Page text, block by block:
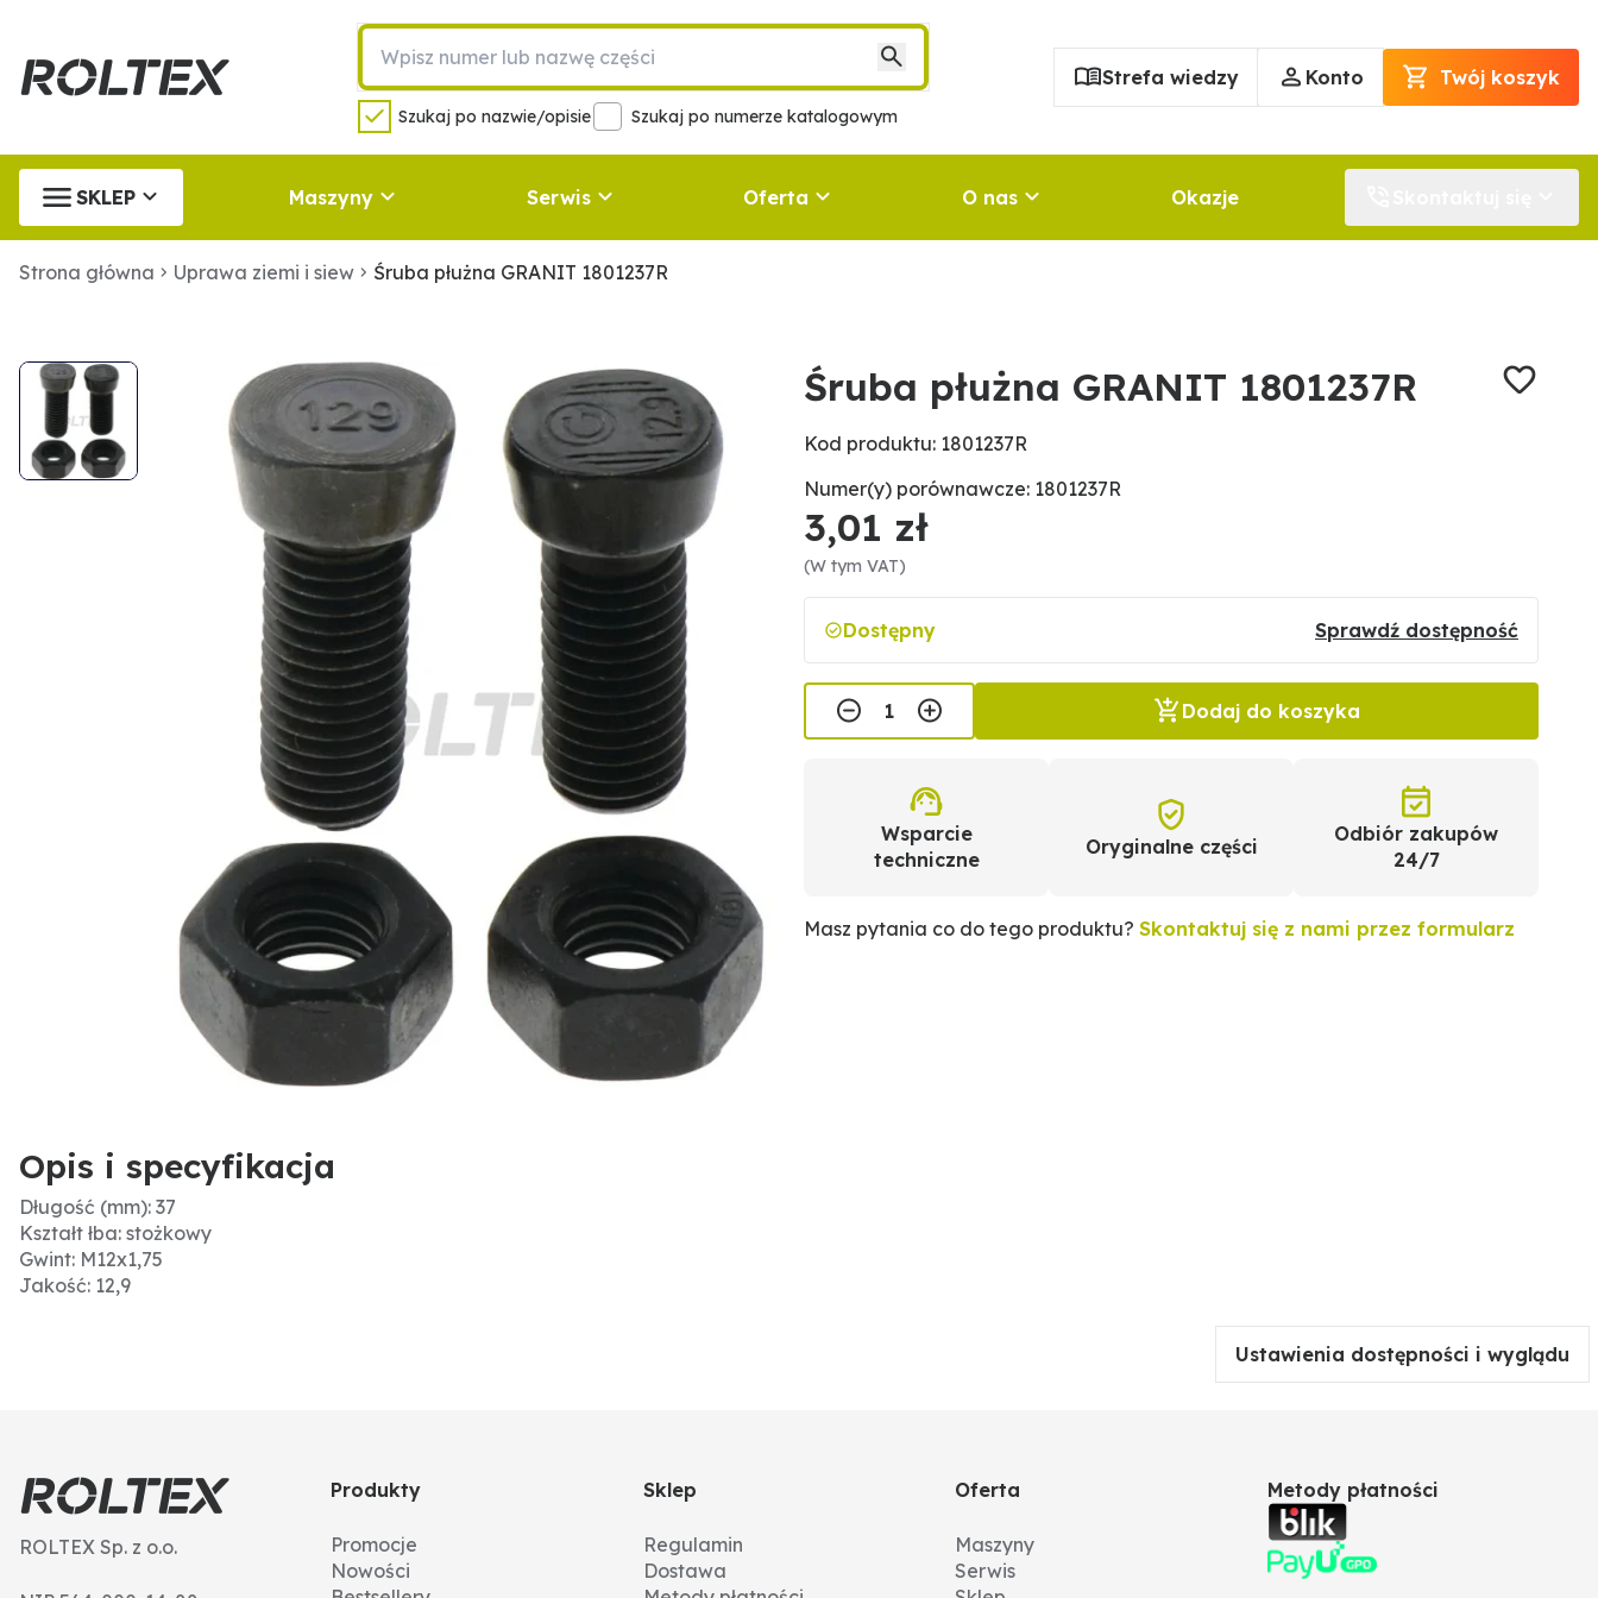
Szukaj po nazwie/opisie Szukaj po numerze katalogowym
Strefa wiedzy Konto Twój koszyk
SKLEP Maszyny Serwis Oferta O nas Okazje
Strona główna Uprawa ziemi i siew Śruba płużna GRANIT 1801237R
Śruba płużna GRANIT 1801237R
Kod produktu: 1801237R
Numer(y) porównawcze: 1801237R
3,01 zł
(W tym VAT)
Dostępny Sprawdź dostępność
Dodaj do koszyka
Wsparcie
techniczne
Oryginalne części
Odbiór zakupów
24/7
Masz pytania co do tego produktu? Skontaktuj się z nami przez formularz
Opis i specyfikacja
Długość (mm): 37
Kształt łba: stożkowy
Gwint: M12x1,75
Jakość: 12,9
Ustawienia dostępności i wyglądu
ROLTEX Sp. z o.o.
Produkty
Promocje
Nowości
Sklep
Regulamin
Dostawa
Oferta
Maszyny
Serwis
Metody płatności